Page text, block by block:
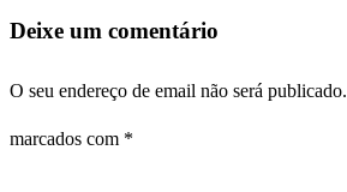
Deixe um comentário
O seu endereço de email não será publicado.
marcados com *